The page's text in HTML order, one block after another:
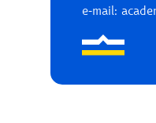
e-mail: